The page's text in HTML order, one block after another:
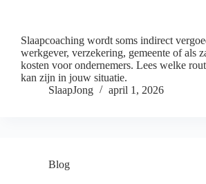
Slaapcoaching wordt soms indirect
werkgever, verzekering, gemeente of als
kosten voor ondernemers. Lees welke
kan zijn in jouw situatie.
SlaapJong
april 1, 2026
Blog